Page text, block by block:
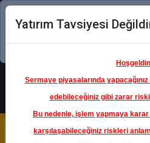
Şimdi
Yatırım Tavsiyesi
Sermaye piyasalarında
edebileceğiniz gibi zarar
Bu nedenle, işlem yapmaya
karşılaşabileceğiniz riskleri